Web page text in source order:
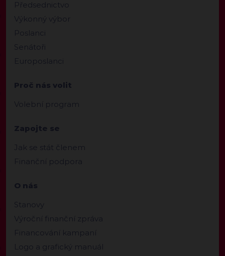
Předsednictvo
Výkonný výbor
Poslanci
Senátoři
Europoslanci
Proč nás volit
Volební program
Zapojte se
Jak se stát členem
Finanční podpora
O nás
Stanovy
Výroční finanční zpráva
Financování kampaní
Logo a grafický manuál